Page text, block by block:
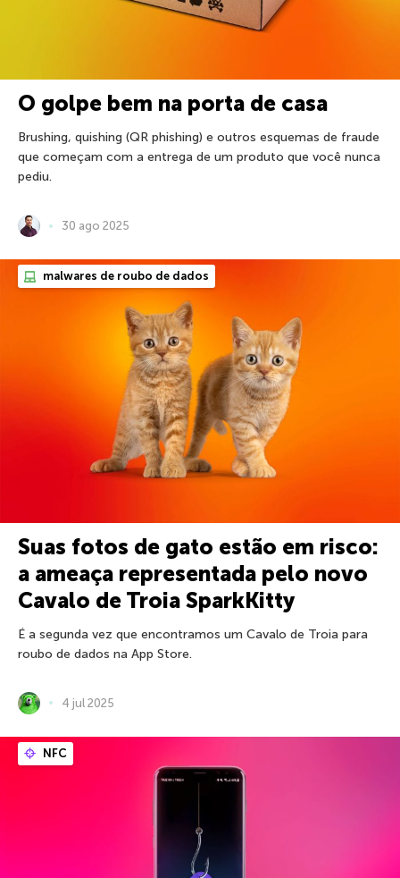
O golpe bem na porta de casa
Brushing, quishing (QR phishing) e outros esquemas de fraude
que começam com a entrega de um produto que você nunca
pediu.
30 ago 2025
malwares de roubo de dados
Suas fotos de gato estão em risco:
a ameaça representada pelo novo
Cavalo de Troia SparkKitty
É a segunda vez que encontramos um Cavalo de Troia para
roubo de dados na App Store.
4 jul 2025
NFC